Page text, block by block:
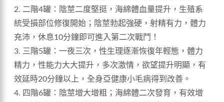
2. 二階4罐：陰莖二度堅挺，海綿體血量提升，生殖系
統受損部位修復開始；陰莖勃起強硬，射精有力，體力
充沛，休息10分鐘即可進入第二次戰鬥！
3. 三階5罐：一夜三次，性生理逐漸恢復年輕態，體力
精力，性能力大大提升，多次激情，欲望提升明顯，有
效延時20分鐘以上，全身亞健康小毛病得到改善。
4. 四階6罐：陰莖增大增粗；海綿體二次發育，有效增